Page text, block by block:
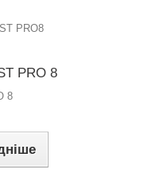
PRO 8
8